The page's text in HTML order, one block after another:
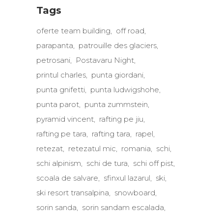
Tags
oferte team building
off road
parapanta
patrouille des glaciers
petrosani
Postavaru Night
printul charles
punta giordani
punta gnifetti
punta ludwigshohe
punta parot
punta zummstein
pyramid vincent
rafting pe jiu
rafting pe tara
rafting tara
rapel
retezat
retezatul mic romania
schi
schi alpinism
schi de tura
schi off pist
scoala de salvare
sfinxul lazarul
ski
ski resort transalpina
snowboard
sorin sanda
sorin sandam escalada